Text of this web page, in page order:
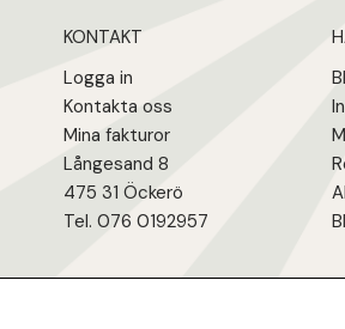
KONTAKT
Logga in
Kontakta oss
Mina fakturor
Långesand 8
475 31 Öckerö
Tel. 076 0192957